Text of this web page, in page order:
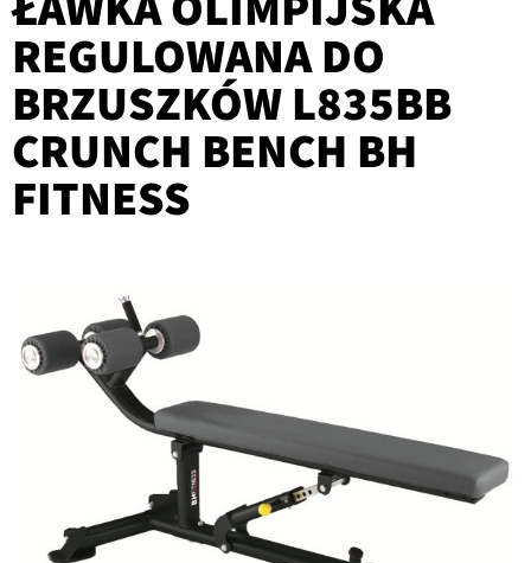
REGULOWANA DO
BRZUSZKÓW L835BB
CRUNCH BENCH BH
FITNESS